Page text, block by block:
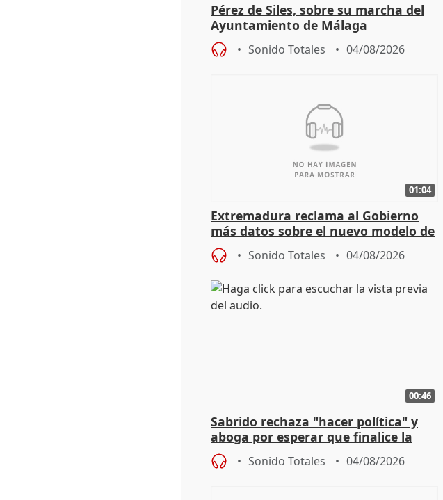
Pérez de Siles, sobre su marcha del
Ayuntamiento de Málaga
Sonido Totales 04/08/2026
01:04
Extremadura reclama al Gobierno
más datos sobre el nuevo modelo de
financiación
Sonido Totales 04/08/2026
00:46
Sabrido rechaza "hacer política" y
aboga por esperar que finalice la
investigación del incendio
Sonido Totales 04/08/2026